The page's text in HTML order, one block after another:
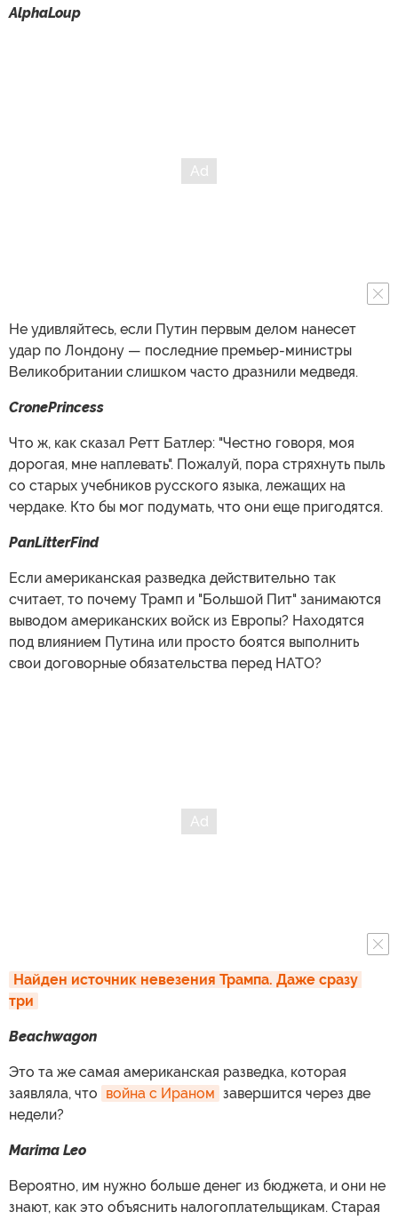
AlphaLoup
Не удивляйтесь, если Путин первым делом нанесет
удар по Лондону — последние премьер-министры
Великобритании слишком часто дразнили медведя.
CronePrincess
Что ж, как сказал Ретт Батлер: "Честно говоря, моя
дорогая, мне наплевать". Пожалуй, пора стряхнуть пыль
со старых учебников русского языка, лежащих на
чердаке. Кто бы мог подумать, что они еще пригодятся.
PanLitterFind
Если американская разведка действительно так
считает, то почему Трамп и "Большой Пит" занимаются
выводом американских войск из Европы? Находятся
под влиянием Путина или просто боятся выполнить
свои договорные обязательства перед НАТО?
Найден источник невезения Трампа. Даже сразу
три
Beachwagon
Это та же самая американская разведка, которая
заявляла, что война с Ираном завершится через две
недели?
Marima Leo
Вероятно, им нужно больше денег из бюджета, и они не
знают, как это объяснить налогоплательщикам. Старая